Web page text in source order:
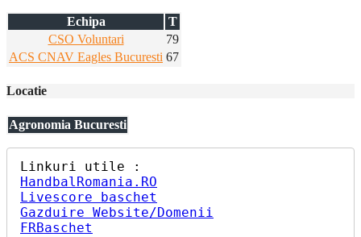
Echipa
T
CSO Voluntari
79
ACS CNAV Eagles Bucuresti 67
Locatie
Agronomia Bucuresti
HandbalRomania.RO
Livescore baschet
Gazduire Website/Domenii
FRBaschet